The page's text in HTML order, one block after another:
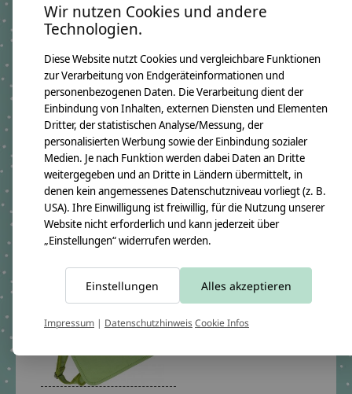
crêpes suzette
Kindergartentasche /
Rucksack mit Namen
bestickt. Eichhörnchen
€59,90 *
*Inkl. MwSt. zzgl.
Versandkosten
crêpes suzette
Kindergartentasche /
Rucksack mit Namen
bestickt. Reh und
Schmetterling
€59,90 *
*Inkl. MwSt. zzgl.
Versandkosten
Wir nutzen Cookies und andere
Technologien.
Diese Website nutzt Cookies und vergleichbare Funktionen
zur Verarbeitung von Endgeräteinformationen und
personenbezogenen Daten. Die Verarbeitung dient der
Einbindung von Inhalten, externen Diensten und Elementen
Dritter, der statistischen Analyse/Messung, der
personalisierten Werbung sowie der Einbindung sozialer
Medien. Je nach Funktion werden dabei Daten an Dritte
weitergegeben und an Dritte in Ländern übermittelt, in
denen kein angemessenes Datenschutzniveau vorliegt (z. B.
USA). Ihre Einwilligung ist freiwillig, für die Nutzung unserer
Website nicht erforderlich und kann jederzeit über
„Einstellungen“ widerrufen werden.
Einstellungen Alles akzeptieren
Impressum | DatenschutzhinweisCookie Infos